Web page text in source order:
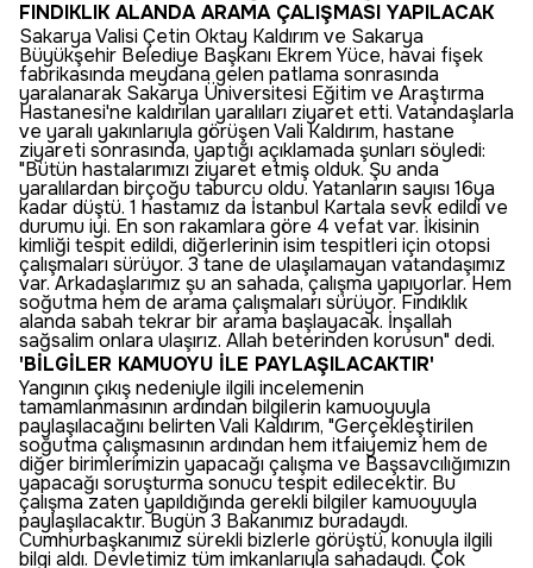
FINDIKLIK ALANDA ARAMA ÇALIŞMASI YAPILACAK
Sakarya Valisi Çetin Oktay Kaldırım ve Sakarya
Büyükşehir Belediye Başkanı Ekrem Yüce, havai fişek
fabrikasında meydana gelen patlama sonrasında
yaralanarak Sakarya Üniversitesi Eğitim ve Araştırma
Hastanesi'ne kaldırılan yaralıları ziyaret etti. Vatandaşlarla
ve yaralı yakınlarıyla görüşen Vali Kaldırım, hastane
ziyareti sonrasında, yaptığı açıklamada şunları söyledi:
"Bütün hastalarımızı ziyaret etmiş olduk. Şu anda
yaralılardan birçoğu taburcu oldu. Yatanların sayısı 16ya
kadar düştü. 1 hastamız da İstanbul Kartala sevk edildi ve
durumu iyi. En son rakamlara göre 4 vefat var. İkisinin
kimliği tespit edildi, diğerlerinin isim tespitleri için otopsi
çalışmaları sürüyor. 3 tane de ulaşılamayan vatandaşımız
var. Arkadaşlarımız şu an sahada, çalışma yapıyorlar. Hem
soğutma hem de arama çalışmaları sürüyor. Fındıklık
alanda sabah tekrar bir arama başlayacak. İnşallah
sağsalim onlara ulaşırız. Allah beterinden korusun" dedi.
'BİLGİLER KAMUOYU İLE PAYLAŞILACAKTIR'
Yangının çıkış nedeniyle ilgili incelemenin
tamamlanmasının ardından bilgilerin kamuoyuyla
paylaşılacağını belirten Vali Kaldırım, "Gerçekleştirilen
soğutma çalışmasının ardından hem itfaiyemiz hem de
diğer birimlerimizin yapacağı çalışma ve Başsavcılığımızın
yapacağı soruşturma sonucu tespit edilecektir. Bu
çalışma zaten yapıldığında gerekli bilgiler kamuoyuyla
paylaşılacaktır. Bugün 3 Bakanımız buradaydı.
Cumhurbaşkanımız sürekli bizlerle görüştü, konuyla ilgili
bilgi aldı. Devletimiz tüm imkanlarıyla sahadaydı. Çok